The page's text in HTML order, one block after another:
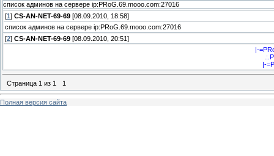
список админов на сервере ip:PRoG.69.mooo.com:27016
[1 ] CS-AN-NET-69-69 [08.09.2010, 18:58]
список админов на сервере ip:PRoG.69.mooo.com:27016
[2] CS-AN-NET-69-69 [08.09.2010, 20:51]
|-
|-
Страница 1 из 1 1
Полная версия сайта